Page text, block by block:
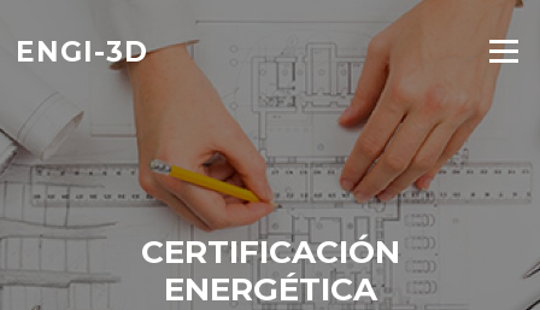
contenido
ENGI-3D Menú
CERTIFICACIÓN
ENERGÉTICA